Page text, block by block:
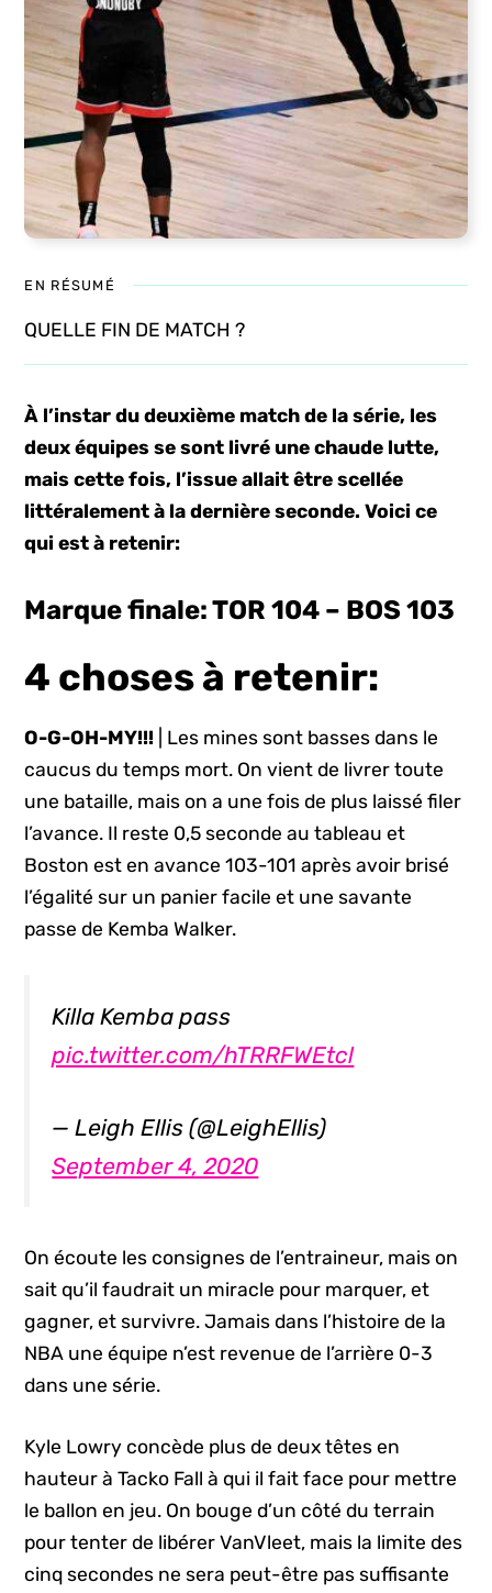
EN RÉSUMÉ
QUELLE FIN DE MATCH ?
À l’instar du deuxième match de la série, les
deux équipes se sont livré une chaude lutte,
mais cette fois, l’issue allait être scellée
littéralement à la dernière seconde. Voici ce
qui est à retenir:
Marque finale: TOR 104 – BOS 103
4 choses à retenir:
O-G-OH-MY!!! | Les mines sont basses dans le
caucus du temps mort. On vient de livrer toute
une bataille, mais on a une fois de plus laissé filer
l’avance. Il reste 0,5 seconde au tableau et
Boston est en avance 103-101 après avoir brisé
l’égalité sur un panier facile et une savante
passe de Kemba Walker.
Killa Kemba pass
pic.twitter.com/hTRRFWEtcl
— Leigh Ellis (@LeighEllis)
September 4, 2020
On écoute les consignes de l’entraineur, mais on
sait qu’il faudrait un miracle pour marquer, et
gagner, et survivre. Jamais dans l’histoire de la
NBA une équipe n’est revenue de l’arrière 0-3
dans une série.
Kyle Lowry concède plus de deux têtes en
hauteur à Tacko Fall à qui il fait face pour mettre
le ballon en jeu. On bouge d’un côté du terrain
pour tenter de libérer VanVleet, mais la limite des
cinq secondes ne sera peut-être pas suffisante